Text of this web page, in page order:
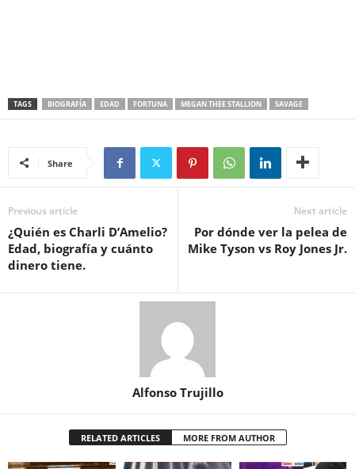
TAGS BIOGRAFÍA EDAD FORTUNA MEGAN THEE STALLION SAVAGE
Share
Previous article
¿Quién es Charli D’Amelio?
Edad, biografía y cuánto
dinero tiene.
Next article
Por dónde ver la pelea de
Mike Tyson vs Roy Jones Jr.
Alfonso Trujillo
RELATED ARTICLES MORE FROM AUTHOR